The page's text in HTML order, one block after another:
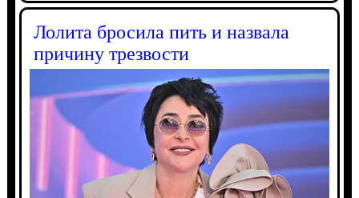
Лолита бросила пить и назвала
причину трезвости